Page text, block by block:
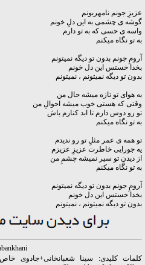
عزیزِ جونم نامهربونم
گوشه ی چشمی به این دلِ خونم
واسه ی حسی که به تو دارم
به تو نگاه میکنم
آرومِ جونم بدون تو دیگه نمیتونم
بخدا خستس این دل خونم
بدون تو دیگه نمیتونم ، نمیتونم
به هوای تو تازه میشه حال من
وقتی که هستی خوب میشه احوالِ من
تو رو دوس دارم تا ابد کنارم باش
به تو نگاه میکنم
تو همه ی عمر مثلِ تو رو ندیدم
یه جورایی خاطرت عزیزِ عزیزم
از دیدنِ تو سیر نمیشه چشمِ من
به تو نگاه میکنم
آرومِ جونم بدون تو دیگه نمیتونم
بخدا خستس این دل خونم
بدون تو دیگه نمیتونم ، نمیتونم
کلمات کلیدی:
سینا شعبانخانی+جادوی خاص